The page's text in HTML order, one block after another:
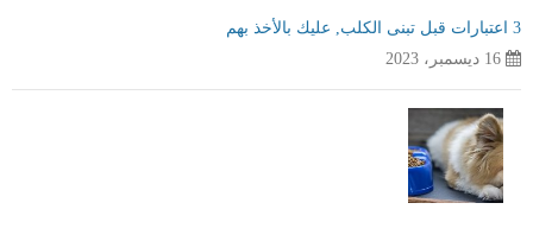
3 اعتبارات قبل تبنى الكلب, عليك بالأخذ بهم
16 ديسمبر، 2023